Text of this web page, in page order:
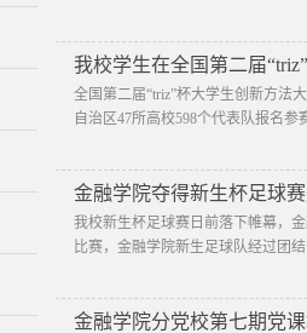
我校学生在全国第二届
全国第二届“triz”杯大学生创新方法
自治区47所高校598个代表队报名
金融学院夺得新生杯足球
我校新生杯足球赛日前落下帷幕，
比赛，金融学院新生足球队经过团
金融学院分党校第七期党